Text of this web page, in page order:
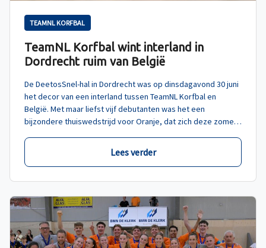
TEAMNL KORFBAL
TeamNL Korfbal wint interland in
Dordrecht ruim van België
De DeetosSnel-hal in Dordrecht was op dinsdagavond 30 juni
het decor van een interland tussen TeamNL Korfbal en
België. Met maar liefst vijf debutanten was het een
bijzondere thuiswedstrijd voor Oranje, dat zich deze zomer
Lees verder